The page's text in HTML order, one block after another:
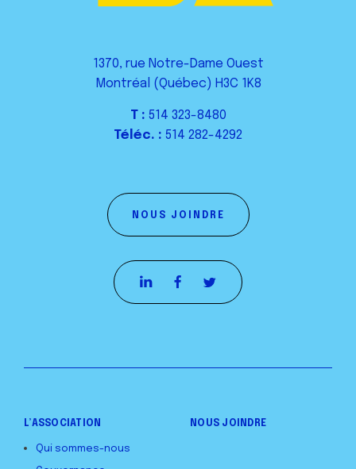
1370, rue Notre-Dame Ouest
Montréal (Québec) H3C 1K8
T : 514 323-8480
Téléc. : 514 282-4292
NOUS JOINDRE
L’ASSOCIATION
Qui sommes-nous
NOUS JOINDRE